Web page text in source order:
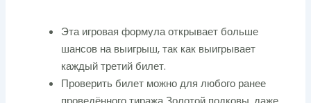
Эта игровая формула открывает больше
шансов на выигрыш, так как выигрывает
каждый третий билет.
Проверить билет можно для любого ранее